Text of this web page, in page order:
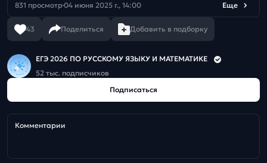
831 просмотр04 июня 2025 г., 14:00 Еще
43 Поделиться Добавить в подборку
ЕГЭ 2026 ПО РУССКОМУ ЯЗЫКУ И МАТЕМАТИКЕ
52 тыс. подписчиков
Подписаться
Комментарии